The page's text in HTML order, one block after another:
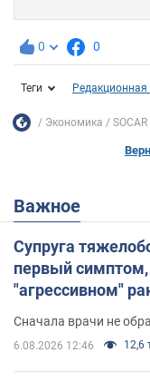
0 0
Теги Редакционная
Экономика
Важное
Супруга
первый симптом,
"агрессивном"
Сначала врачи не
6.08.2026 12:46 12,6